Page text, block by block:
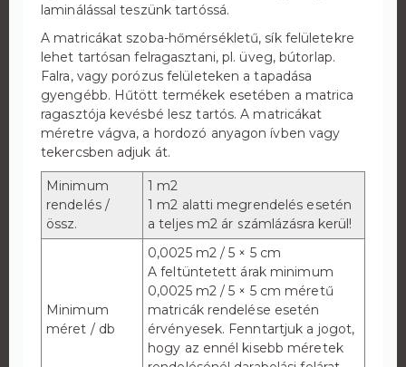
laminálással teszünk tartóssá.
A matricákat szoba-hőmérsékletű, sík felületekre
lehet tartósan felragasztani, pl. üveg, bútorlap.
Falra, vagy porózus felületeken a tapadása
gyengébb. Hűtött termékek esetében a matrica
ragasztója kevésbé lesz tartós. A matricákat
méretre vágva, a hordozó anyagon ívben vagy
tekercsben adjuk át.
Minimum
rendelés /
össz.
1 m2
1 m2 alatti megrendelés esetén
a teljes m2 ár számlázásra kerül!
Minimum
méret / db
0,0025 m2 / 5 × 5 cm
A feltüntetett árak minimum
0,0025 m2 / 5 × 5 cm méretű
matricák rendelése esetén
érvényesek. Fenntartjuk a jogot,
hogy az ennél kisebb méretek